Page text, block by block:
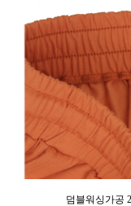
덤블워싱가공